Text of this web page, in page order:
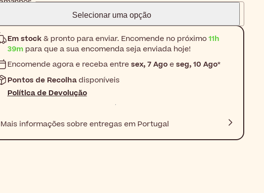
Selecionar uma opção
Em stock& pronto para enviar. Encomende no próximo11h
39mpara que a sua encomenda seja enviada hoje!
Encomende agora e receba entresex, 7 Agoeseg, 10 Ago*
Pontos de Recolhadisponíveis
Política de Devolução
informações sobre entregas em Portugal